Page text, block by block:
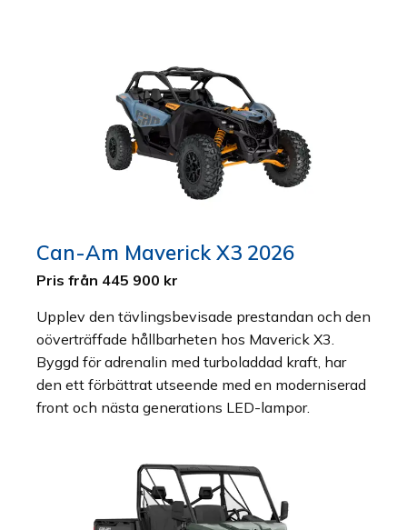
Can-Am Maverick X3 2026
Pris från 445 900 kr
Upplev den tävlingsbevisade prestandan och den
oöverträffade hållbarheten hos Maverick X3.
Byggd för adrenalin med turboladdad kraft, har
den ett förbättrat utseende med en moderniserad
front och nästa generations LED-lampor.